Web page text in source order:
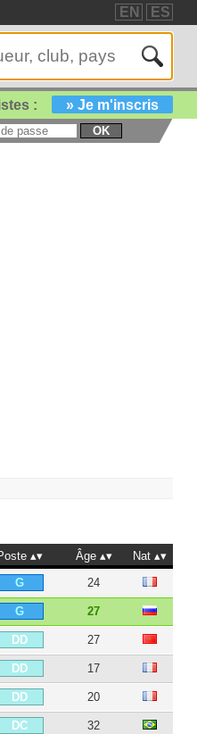
EN ES
: » Je m'inscris
OK
Âge
Nat
G 24
G 27
DD 27
DD 17
DD 20
DC 32